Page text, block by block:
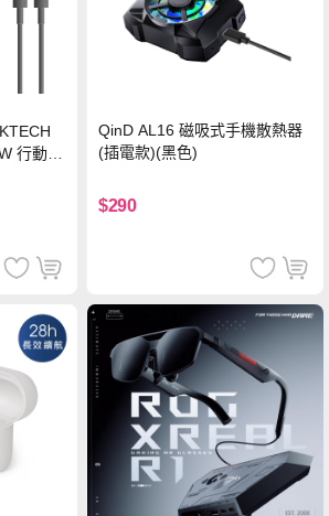
行動電
QinD AL16 磁吸式手機散熱器
(插電款)(黑色)
$290